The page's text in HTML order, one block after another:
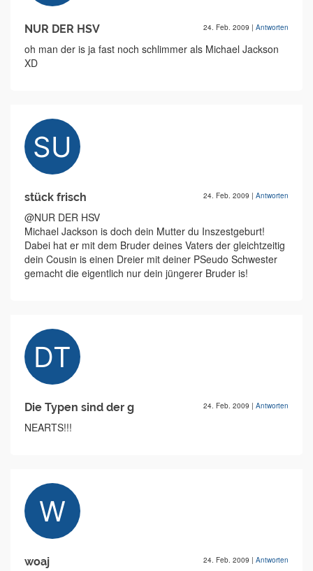
NUR DER HSV 24. Feb. 2009 | Antworten
oh man der is ja fast noch schlimmer als Michael Jackson
XD
stück frisch 24. Feb. 2009 | Antworten
@NUR DER HSV
Michael Jackson is doch dein Mutter du Inszestgeburt!
Dabei hat er mit dem Bruder deines Vaters der gleichtzeitig
dein Cousin is einen Dreier mit deiner PSeudo Schwester
gemacht die eigentlich nur dein jüngerer Bruder is!
Die Typen sind der g 24. Feb. 2009 | Antworten
NEARTS!!!
woaj 24. Feb. 2009 | Antworten